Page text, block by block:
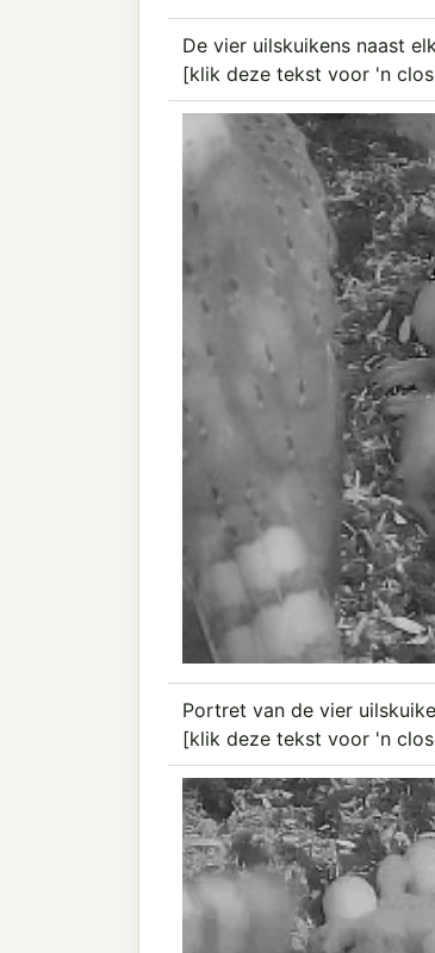
De vier uilskuikens naast
[klik deze tekst voor 'n
Portret van de vier
[klik deze tekst voor 'n